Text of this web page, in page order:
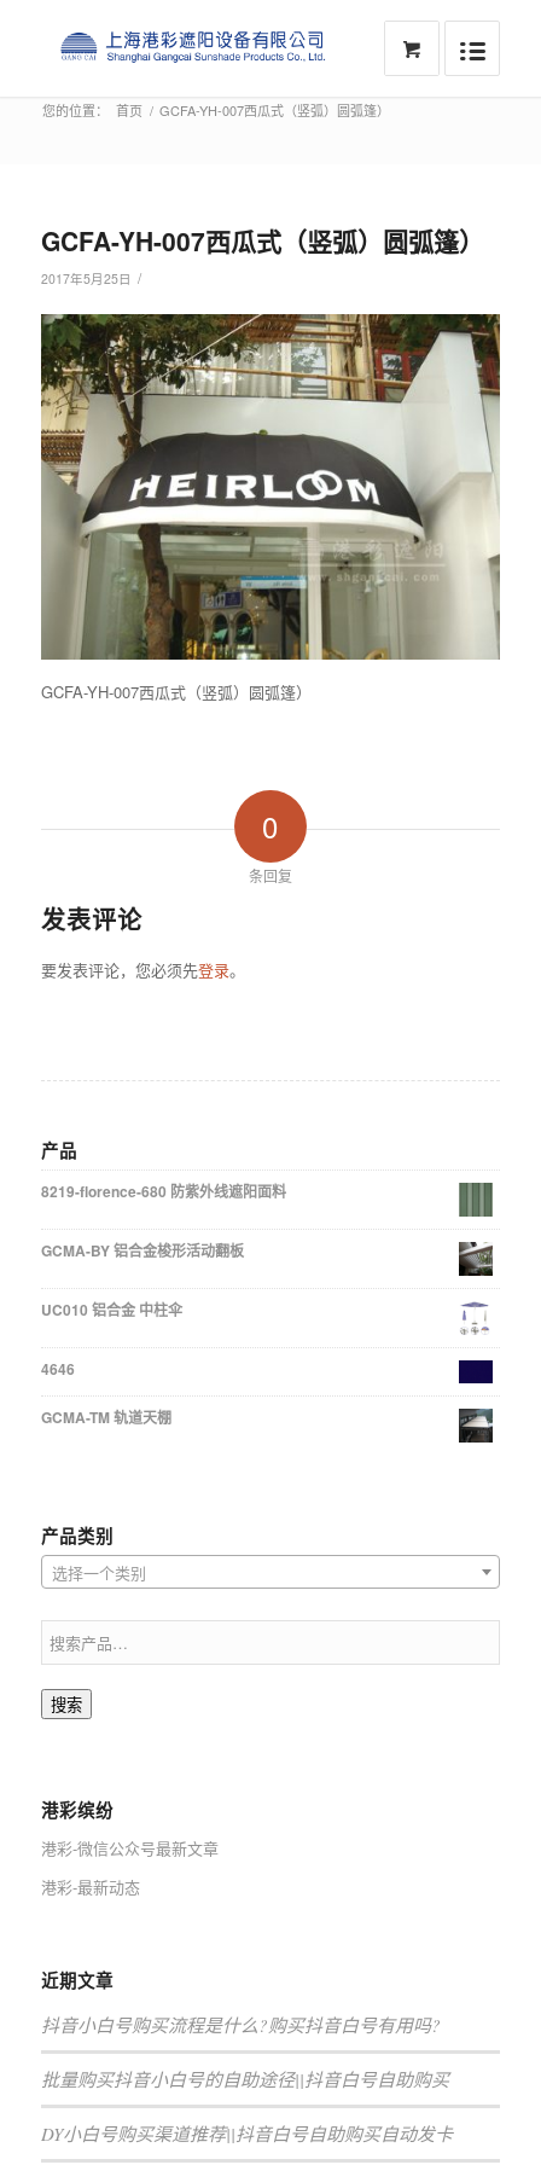
您的位置： 首页 / GCFA-YH-007西瓜式（竖弧）圆弧篷）
GCFA-YH-007西瓜式（竖弧）圆弧篷）
2017年5月25日 /
GCFA-YH-007西瓜式（竖弧）圆弧篷）
0
条回复
发表评论
要发表评论，您必须先登录。
产品
8219-florence-680 防紫外线遮阳面料
GCMA-BY 铝合金梭形活动翻板
UC010 铝合金 中柱伞
4646
GCMA-TM 轨道天棚
产品类别
选择一个类别
搜索
港彩缤纷
港彩-微信公众号最新文章
港彩-最新动态
近期文章
抖音小白号购买流程是什么?购买抖音白号有用吗?
批量购买抖音小白号的自助途径||抖音白号自助购买
DY小白号购买渠道推荐||抖音白号自助购买自动发卡